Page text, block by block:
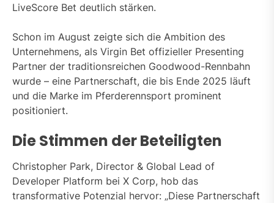
LiveScore Bet deutlich stärken.
Schon im August zeigte sich die Ambition des
Unternehmens, als Virgin Bet offizieller Presenting
Partner der traditionsreichen Goodwood-Rennbahn
wurde – eine Partnerschaft, die bis Ende 2025 läuft
und die Marke im Pferderennsport prominent
positioniert.
Die Stimmen der Beteiligten
Christopher Park, Director & Global Lead of
Developer Platform bei X Corp, hob das
transformative Potenzial hervor: „Diese Partnerschaft